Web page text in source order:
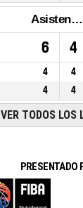
Asistencias
6 4
4 4
4 4
VER TODOS LOS
PRESENTADO